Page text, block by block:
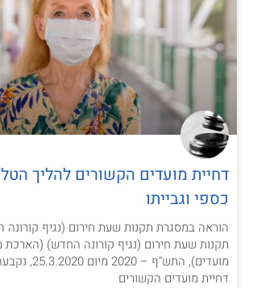
דחיית מועדים הקשורים להליך
כספי וגבייתו
הוראה במסגרת תקנות שעת חירום (נגיף
תקנות שעת חירום (נגיף קורונה החדש) (הארכת
מועדים), התש"ף –
דחיית מועדים הקשורים